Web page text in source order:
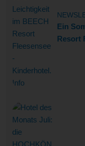
Ein
Resort